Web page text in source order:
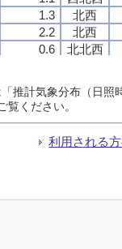
1.3
北西
2.2
北西
0.6
北北西
0.8 北北西
1.3
北西
2.2
北西
0.6
北北西
0.8 北北西
1.3
北西
2.2
北西
0.6
北北西
0.8 北北西
1.3
北西
2.2
北西
0.6
北北西
0.8 北北西
推計気象分布（日
覧ください。
利用される